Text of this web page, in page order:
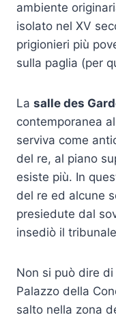
ambiente
isolato nel XV
prigionieri più
sulla paglia (per
La salle des
contemporanea
serviva come
del re, al piano
esiste più. In
del re ed alcune
presiedute dal
insediò il
Non si può dire
Palazzo della
salto nella zona